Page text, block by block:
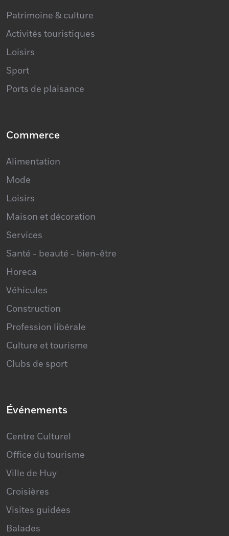
Patrimoine & culture
Activités touristiques
Loisirs
Sport
Ports de plaisance
Commerce
Alimentation
Mode
Loisirs
Maison et décoration
Services
Santé - beauté - bien-être
Horeca
Véhicules
Construction
Profession libérale
Culture et tourisme
Clubs de sport
Événements
Centre Culturel
Office du tourisme
Ville de Huy
Croisières
Visites guidées
Balades